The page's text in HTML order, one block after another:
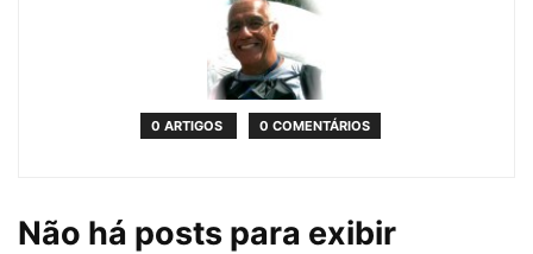
0 ARTIGOS 0 COMENTÁRIOS
Não há posts para exibir